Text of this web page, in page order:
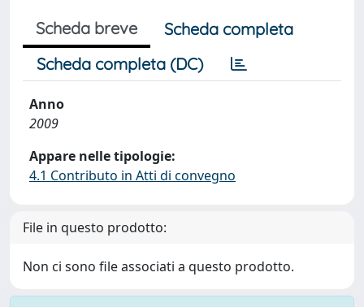
Scheda breve
Scheda completa
Scheda completa (DC)
Anno
2009
Appare nelle tipologie:
4.1 Contributo in Atti di convegno
File in questo prodotto:
Non ci sono file associati a questo prodotto.